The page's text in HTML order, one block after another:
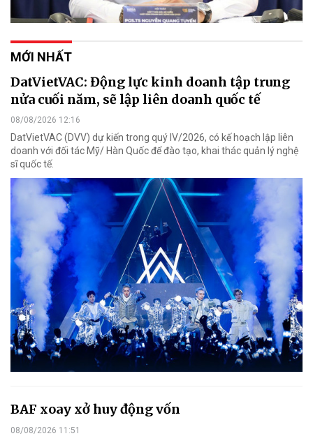
MỚI NHẤT
DatVietVAC: Động lực kinh doanh tập trung
nửa cuối năm, sẽ lập liên doanh quốc tế
08/08/2026 12:16
DatVietVAC (DVV) dự kiến trong quý IV/2026, có kế hoạch lập liên
doanh với đối tác Mỹ/ Hàn Quốc để đào tạo, khai thác quản lý nghệ
sĩ quốc tế.
BAF xoay xở huy động vốn
08/08/2026 11:51